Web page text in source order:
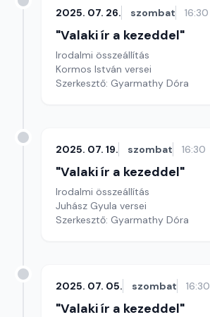
2025. 07. 26. szombat 16:30
"Valaki ír a kezeddel"
Irodalmi összeállítás
Kormos István versei
Szerkesztő: Gyarmathy Dóra
2025. 07. 19. szombat 16:30
"Valaki ír a kezeddel"
Irodalmi összeállítás
Juhász Gyula versei
Szerkesztő: Gyarmathy Dóra
2025. 07. 05. szombat 16:30
"Valaki ír a kezeddel"